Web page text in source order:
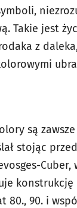
Takie jest
z
są
stojąc
Cuber,
90. i